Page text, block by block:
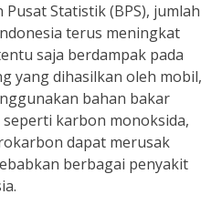
Statistik (BPS), jumlah
terus meningkat
saja berdampak pada
yang dihasilkan oleh mobil,
bahan bakar
karbon monoksida,
dapat merusak
berbagai penyakit